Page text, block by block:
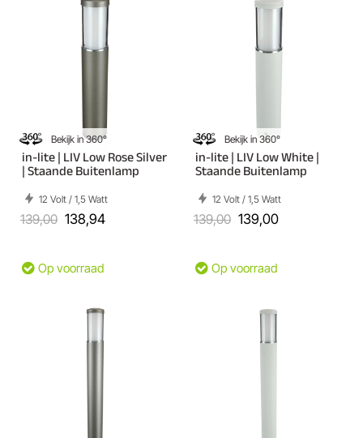
Bekijk in 360°
in-lite | LIV Low Rose Silver
| Staande Buitenlamp
12 Volt / 1,5 Watt
139,00 138,94
Op voorraad
Bekijk in 360°
in-lite | LIV Low White |
Staande Buitenlamp
12 Volt / 1,5 Watt
139,00 139,00
Op voorraad